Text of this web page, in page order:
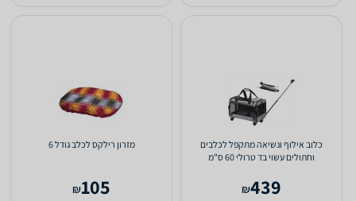
כלוב אילוף ונשיאה מתקפל לכלבים
וחתולים עשוי בד טרולי 60 ס"מ
439
₪
מזרון רילקס לכלב גודל 6
105
₪